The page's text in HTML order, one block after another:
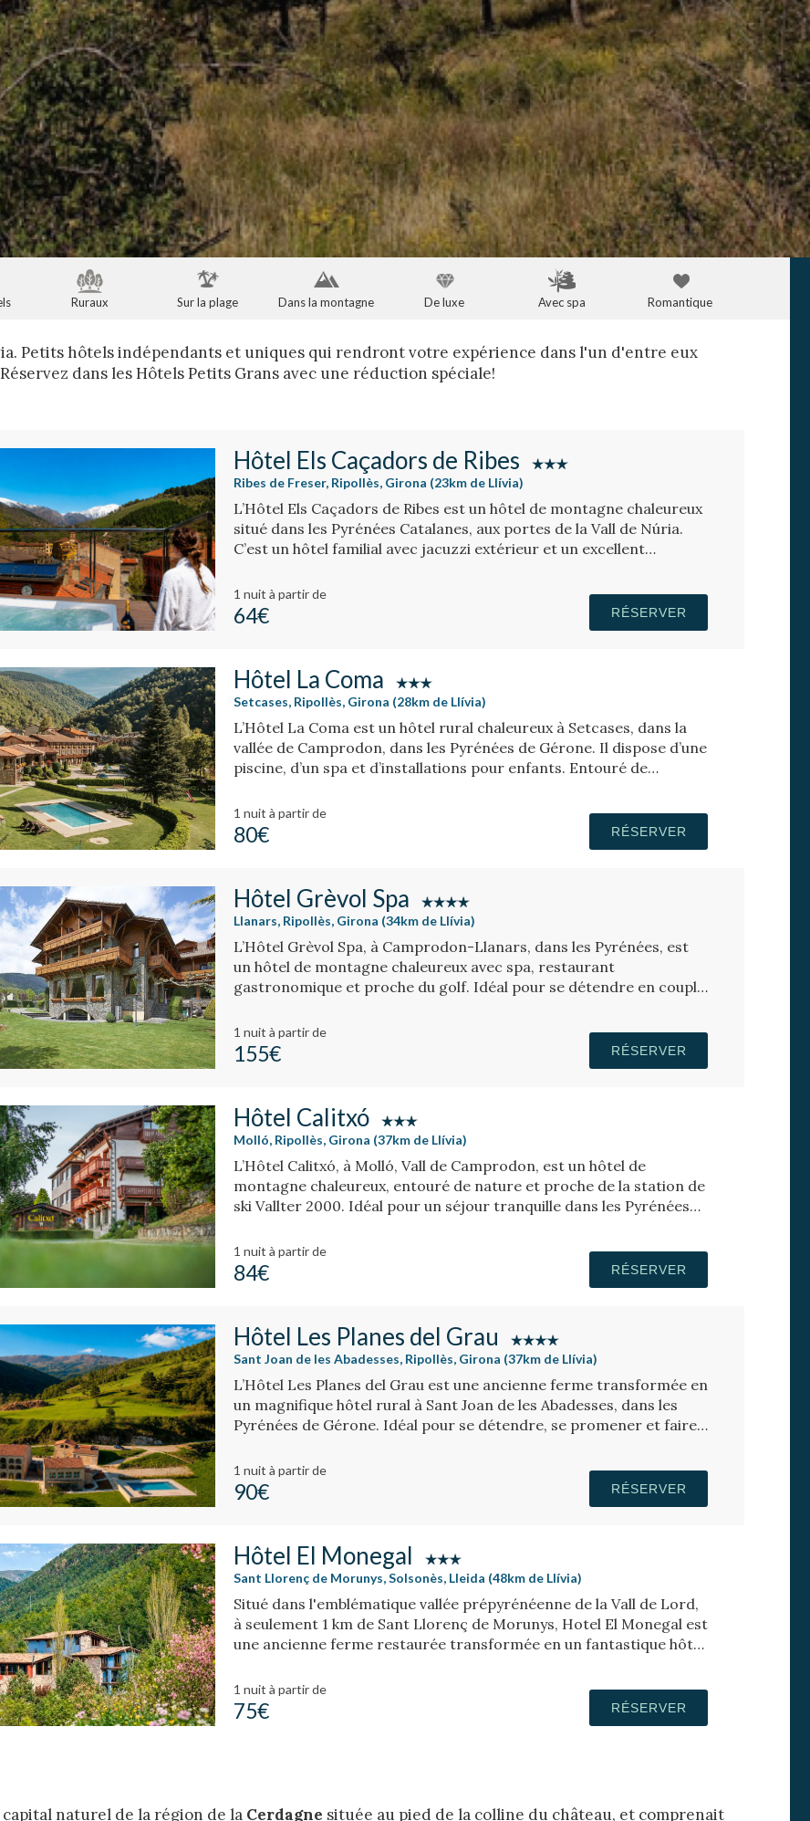
Ruraux Sur la plage Dans la montagne De luxe Avec spa Romantique
Petits hôtels indépendants et uniques qui rendront votre expérience dans l'un d'entre eux
dans les Hôtels Petits Grans avec une réduction spéciale!
Hôtel Els Caçadors de Ribes
Ribes de Freser, Ripollès, Girona (23km de Llívia)
L’Hôtel Els Caçadors de Ribes est un hôtel de montagne chaleureux
situé dans les Pyrénées Catalanes, aux portes de la Vall de Núria.
C’est un hôtel familial avec jacuzzi extérieur et un excellent
1 nuit à partir de
64€ RÉSERVER
Hôtel La Coma
Setcases, Ripollès, Girona (28km de Llívia)
L’Hôtel La Coma est un hôtel rural chaleureux à Setcases, dans la
vallée de Camprodon, dans les Pyrénées de Gérone. Il dispose d’une
piscine, d’un spa et d’installations pour enfants. Entouré de
1 nuit à partir de
80€ RÉSERVER
Hôtel Grèvol Spa
Llanars, Ripollès, Girona (34km de Llívia)
L’Hôtel Grèvol Spa, à Camprodon-Llanars, dans les Pyrénées, est
un hôtel de montagne chaleureux avec spa, restaurant
gastronomique et proche du golf. Idéal pour se détendre en couple
1 nuit à partir de
155€ RÉSERVER
Hôtel Calitxó
Molló, Ripollès, Girona (37km de Llívia)
L’Hôtel Calitxó, à Molló, Vall de Camprodon, est un hôtel de
montagne chaleureux, entouré de nature et proche de la station de
ski Vallter 2000. Idéal pour un séjour tranquille dans les Pyrénées
1 nuit à partir de
84€ RÉSERVER
Hôtel Les Planes del Grau
Sant Joan de les Abadesses, Ripollès, Girona (37km de Llívia)
L’Hôtel Les Planes del Grau est une ancienne ferme transformée en
un magnifique hôtel rural à Sant Joan de les Abadesses, dans les
Pyrénées de Gérone. Idéal pour se détendre, se promener et faire
1 nuit à partir de
90€ RÉSERVER
Hôtel El Monegal
Sant Llorenç de Morunys, Solsonès, Lleida (48km de Llívia)
Situé dans l'emblématique vallée prépyrénéenne de la Vall de Lord,
à seulement 1 km de Sant Llorenç de Morunys, Hotel El Monegal est
une ancienne ferme restaurée transformée en un fantastique hôtel
1 nuit à partir de
75€ RÉSERVER
capital naturel de la région de la Cerdagne située au pied de la colline du château, et comprenait